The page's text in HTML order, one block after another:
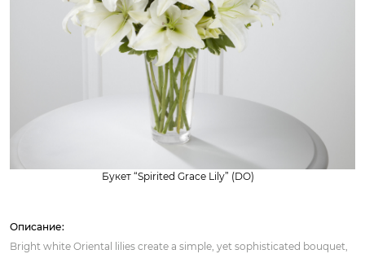
Букет “Spirited Grace Lily” (DO)
Описание:
Bright white Oriental lilies create a simple, yet sophisticated bouquet,